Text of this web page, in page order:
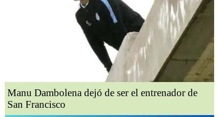
Manu Dambolena dejó de ser el entrenador de
San Francisco